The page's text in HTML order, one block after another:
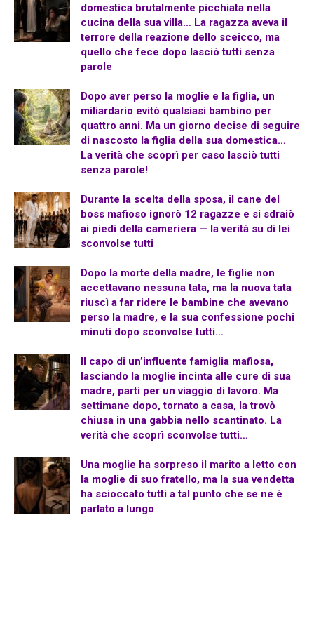
domestica brutalmente picchiata nella
cucina della sua villa… La ragazza aveva il
terrore della reazione dello sceicco, ma
quello che fece dopo lasciò tutti senza
parole
Dopo aver perso la moglie e la figlia, un
miliardario evitò qualsiasi bambino per
quattro anni. Ma un giorno decise di seguire
di nascosto la figlia della sua domestica…
La verità che scoprì per caso lasciò tutti
senza parole!
Durante la scelta della sposa, il cane del
boss mafioso ignorò 12 ragazze e si sdraiò
ai piedi della cameriera — la verità su di lei
sconvolse tutti
Dopo la morte della madre, le figlie non
accettavano nessuna tata, ma la nuova tata
riuscì a far ridere le bambine che avevano
perso la madre, e la sua confessione pochi
minuti dopo sconvolse tutti…
Il capo di un’influente famiglia mafiosa,
lasciando la moglie incinta alle cure di sua
madre, partì per un viaggio di lavoro. Ma
settimane dopo, tornato a casa, la trovò
chiusa in una gabbia nello scantinato. La
verità che scoprì sconvolse tutti…
Una moglie ha sorpreso il marito a letto con
la moglie di suo fratello, ma la sua vendetta
ha scioccato tutti a tal punto che se ne è
parlato a lungo